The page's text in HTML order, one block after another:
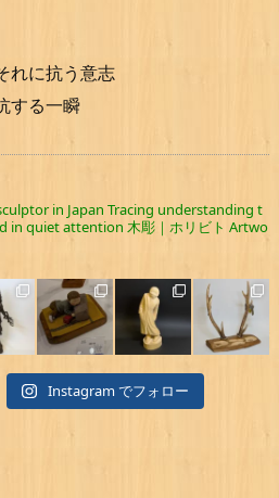
れに抗う意志
する一瞬
in Japan Tracing understanding t
in quiet attention 木彫｜ホリビト Artwo
Instagram でフォロー